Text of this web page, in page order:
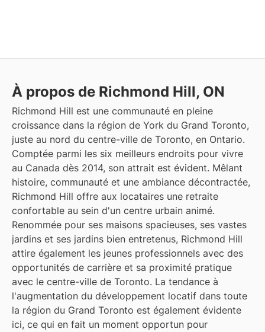
À propos de Richmond Hill, ON
Richmond Hill est une communauté en pleine
croissance dans la région de York du Grand Toronto,
juste au nord du centre-ville de Toronto, en Ontario.
Comptée parmi les six meilleurs endroits pour vivre
au Canada dès 2014, son attrait est évident. Mêlant
histoire, communauté et une ambiance décontractée,
Richmond Hill offre aux locataires une retraite
confortable au sein d'un centre urbain animé.
Renommée pour ses maisons spacieuses, ses vastes
jardins et ses jardins bien entretenus, Richmond Hill
attire également les jeunes professionnels avec des
opportunités de carrière et sa proximité pratique
avec le centre-ville de Toronto. La tendance à
l'augmentation du développement locatif dans toute
la région du Grand Toronto est également évidente
ici, ce qui en fait un moment opportun pour